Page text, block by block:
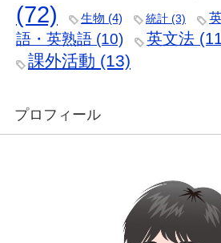
(72)
生物 (4) 統計 (3)
語・英熟語 (10) 英文法
課外活動 (13)
プロフィール